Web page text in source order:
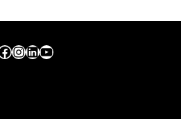
seraing Instragram ville de seraing linkedin – ville de seraing YouTube